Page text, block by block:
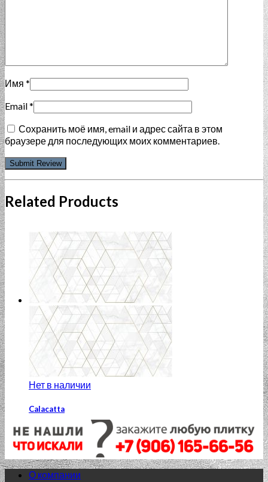
Имя *
Email*
Сохранить моё имя, email и адрес сайта в этом
браузере для последующих моих комментариев.
Related Products
Нет в наличии
Calacatta
Calacatta KT2L052DT-36 29.8×59.8 вставка ромбы
белый
1 130.00₽
Добавить в список желаний
О компании